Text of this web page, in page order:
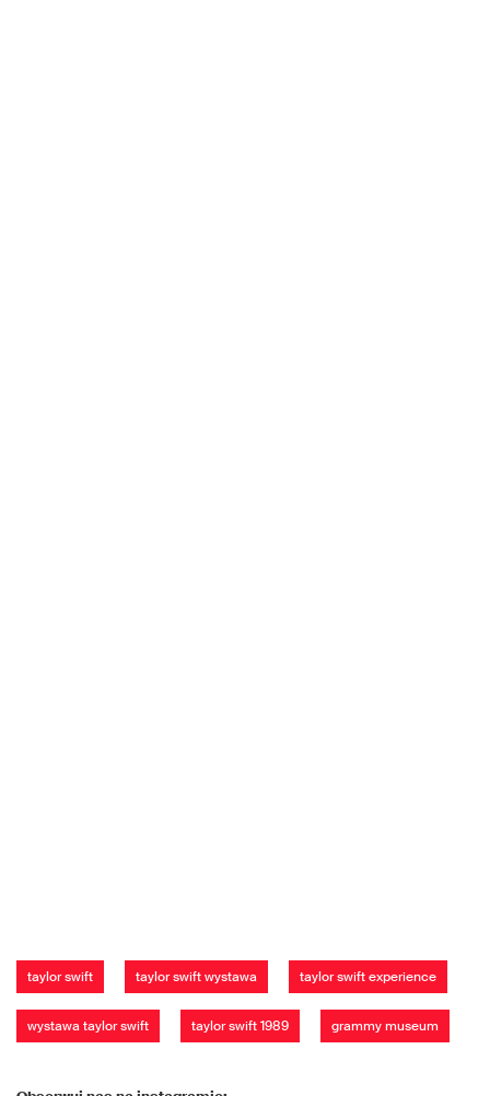
taylor swift taylor swift wystawa taylor swift experience
wystawa taylor swift taylor swift 1989 grammy museum